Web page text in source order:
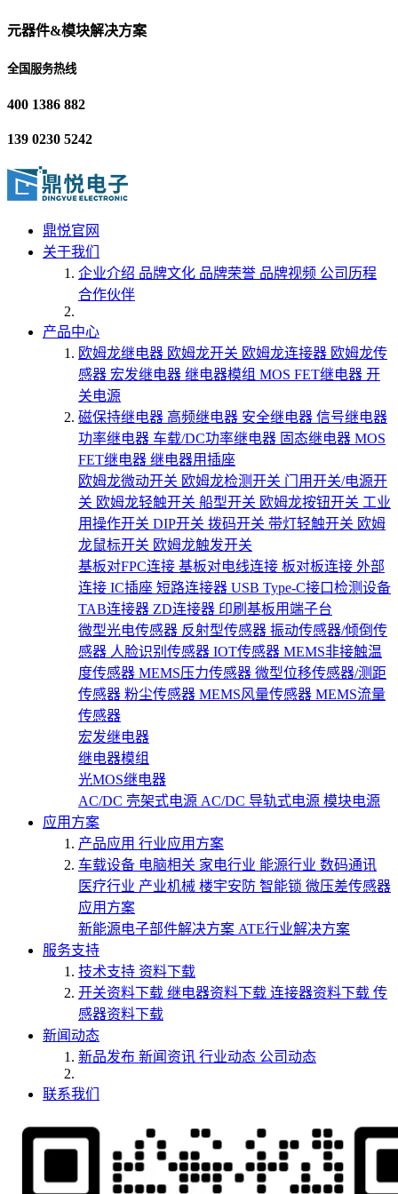
元器件&模块解决方案
全国服务热线
400 1386 882
139 0230 5242
鼎悦官网
关于我们
企业介绍 品牌文化 品牌荣誉 品牌视频 公司历程
合作伙伴
产品中心
欧姆龙继电器 欧姆龙开关 欧姆龙连接器 欧姆龙传
感器 宏发继电器 继电器模组 MOS FET继电器 开
关电源
磁保持继电器 高频继电器 安全继电器 信号继电器
功率继电器 车载/DC功率继电器 固态继电器 MOS
FET继电器 继电器用插座
欧姆龙微动开关 欧姆龙检测开关 门用开关/电源开
关 欧姆龙轻触开关 船型开关 欧姆龙按钮开关 工业
用操作开关 DIP开关 拨码开关 带灯轻触开关 欧姆
龙鼠标开关 欧姆龙触发开关
基板对FPC连接 基板对电线连接 板对板连接 外部
连接 IC插座 短路连接器 USB Type-C接口检测设备
TAB连接器 ZD连接器 印刷基板用端子台
微型光电传感器 反射型传感器 振动传感器/倾倒传
感器 人脸识别传感器 IOT传感器 MEMS非接触温
度传感器 MEMS压力传感器 微型位移传感器/测距
传感器 粉尘传感器 MEMS风量传感器 MEMS流量
传感器
宏发继电器
继电器模组
光MOS继电器
AC/DC 壳架式电源 AC/DC 导轨式电源 模块电源
应用方案
产品应用 行业应用方案
车载设备 电脑相关 家电行业 能源行业 数码通讯
医疗行业 产业机械 楼宇安防 智能锁 微压差传感器
应用方案
新能源电子部件解决方案 ATE行业解决方案
服务支持
技术支持 资料下载
开关资料下载 继电器资料下载 连接器资料下载 传
感器资料下载
新闻动态
新品发布 新闻资讯 行业动态 公司动态
联系我们